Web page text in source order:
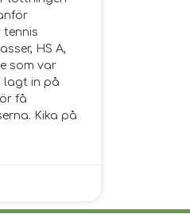
HS A,
som var
lagt in på
få
Kika på